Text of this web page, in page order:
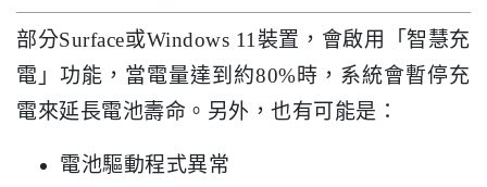
部分Surface或Windows 11裝置，會啟用「智慧充
電」功能，當電量達到約80%時，系統會暫停充
電來延長電池壽命。另外，也有可能是：
電池驅動程式異常